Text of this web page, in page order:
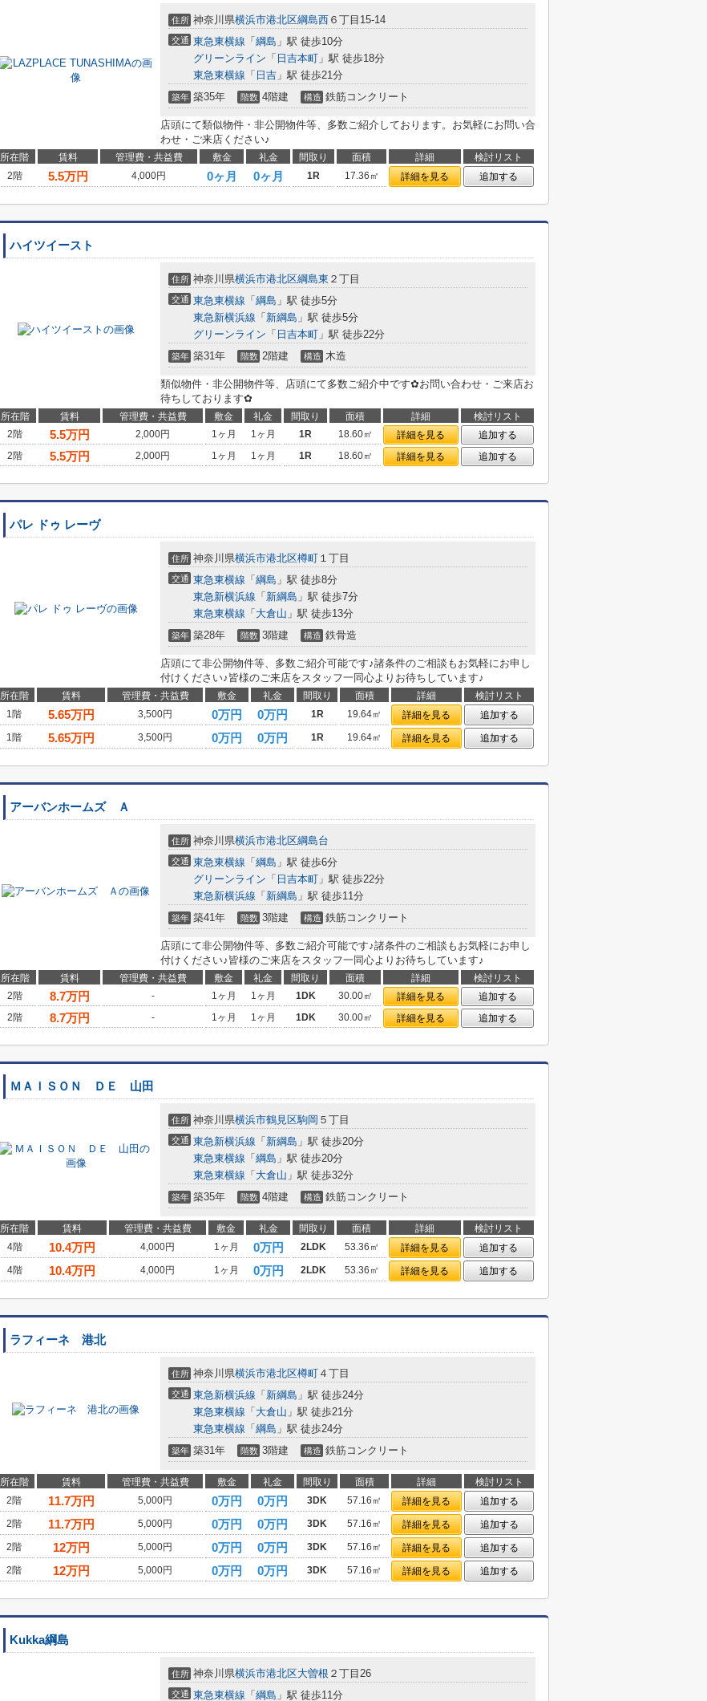
住所 神奈川県横浜市港北区綱島西 ６丁目15-14
交通 東急東横線 「 綱島 」駅 徒歩10分
グリーンライン 「 日吉本町 」駅 徒歩18分
東急東横線 「 日吉 」駅 徒歩21分
築年 築35年 階数 4階建 構造 鉄筋コンクリート
店頭にて類似物件・非公開物件等、多数ご紹介しております。お気軽にお問い合
わせ・ご来店ください♪
所在階 賃料 管理費・共益費 敷金 礼金 間取り 面積 詳細
検討リスト
2階
5.5万円 4,000円 0ヶ月 0ヶ月 1R 17.36㎡ 詳細を見る 追加する
ハイツイースト
住所 神奈川県横浜市港北区綱島東 ２丁目
交通 東急東横線 「 綱島 」駅 徒歩5分
東急新横浜線 「 新綱島 」駅 徒歩5分
グリーンライン 「 日吉本町 」駅 徒歩22分
築年 築31年 階数 2階建 構造 木造
類似物件・非公開物件等、店頭にて多数ご紹介中です✿お問い合わせ・ご来店お
待ちしております✿
所在階 賃料 管理費・共益費 敷金 礼金 間取り 面積 詳細
検討リスト
2階
5.5万円 2,000円 1ヶ月 1ヶ月 1R 18.60㎡ 詳細を見る
追加する
2階
5.5万円 2,000円 1ヶ月 1ヶ月 1R 18.60㎡ 詳細を見る 追加する
パレ ドゥ レーヴ
住所 神奈川県横浜市港北区樽町 １丁目
交通 東急東横線 「 綱島 」駅 徒歩8分
東急新横浜線 「 新綱島 」駅 徒歩7分
東急東横線 「 大倉山 」駅 徒歩13分
築年 築28年 階数 3階建 構造 鉄骨造
店頭にて非公開物件等、多数ご紹介可能です♪諸条件のご相談もお気軽にお申し
付けください♪皆様のご来店をスタッフ一同心よりお待ちしています♪
所在階 賃料 管理費・共益費 敷金 礼金 間取り 面積 詳細
検討リスト
1階
5.65万円 3,500円 0万円 0万円 1R 19.64㎡ 詳細を見る
追加する
1階
5.65万円 3,500円 0万円 0万円 1R 19.64㎡ 詳細を見る 追加する
アーバンホームズ Ａ
住所 神奈川県横浜市港北区綱島台
交通 東急東横線 「 綱島 」駅 徒歩6分
グリーンライン 「 日吉本町 」駅 徒歩22分
東急新横浜線 「 新綱島 」駅 徒歩11分
築年 築41年 階数 3階建 構造 鉄筋コンクリート
店頭にて非公開物件等、多数ご紹介可能です♪諸条件のご相談もお気軽にお申し
付けください♪皆様のご来店をスタッフ一同心よりお待ちしています♪
所在階 賃料 管理費・共益費 敷金 礼金 間取り 面積 詳細
検討リスト
2階
8.7万円 - 1ヶ月 1ヶ月 1DK 30.00㎡ 詳細を見る
追加する
2階
8.7万円 - 1ヶ月 1ヶ月 1DK 30.00㎡ 詳細を見る 追加する
ＭＡＩＳＯＮ ＤＥ 山田
住所 神奈川県横浜市鶴見区駒岡 ５丁目
交通 東急新横浜線 「 新綱島 」駅 徒歩20分
東急東横線 「 綱島 」駅 徒歩20分
東急東横線 「 大倉山 」駅 徒歩32分
築年 築35年 階数 4階建 構造 鉄筋コンクリート
所在階 賃料 管理費・共益費 敷金 礼金 間取り 面積 詳細
検討リスト
4階
10.4万円 4,000円 1ヶ月 0万円 2LDK 53.36㎡ 詳細を見る
追加する
4階
10.4万円 4,000円 1ヶ月 0万円 2LDK 53.36㎡ 詳細を見る 追加する
ラフィーネ 港北
住所 神奈川県横浜市港北区樽町 ４丁目
交通 東急新横浜線 「 新綱島 」駅 徒歩24分
東急東横線 「 大倉山 」駅 徒歩21分
東急東横線 「 綱島 」駅 徒歩24分
築年 築31年 階数 3階建 構造 鉄筋コンクリート
所在階 賃料 管理費・共益費 敷金 礼金 間取り 面積 詳細
検討リスト
2階
11.7万円 5,000円 0万円 0万円 3DK 57.16㎡ 詳細を見る
追加する
2階
11.7万円 5,000円 0万円 0万円 3DK 57.16㎡ 詳細を見る
追加する
2階
12万円 5,000円 0万円 0万円 3DK 57.16㎡ 詳細を見る
追加する
2階
12万円 5,000円 0万円 0万円 3DK 57.16㎡ 詳細を見る 追加する
Kukka綱島
住所 神奈川県横浜市港北区大曽根 ２丁目26
交通 東急東横線 「 綱島 」駅 徒歩11分